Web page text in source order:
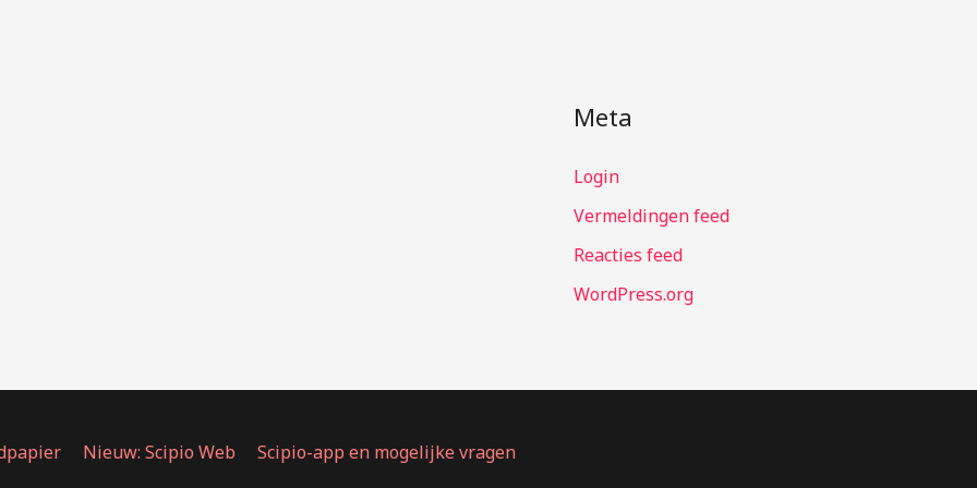
Meta
Login
Vermeldingen feed
Reacties feed
WordPress.org
Nieuw: Scipio Web Scipio-app en mogelijke vragen